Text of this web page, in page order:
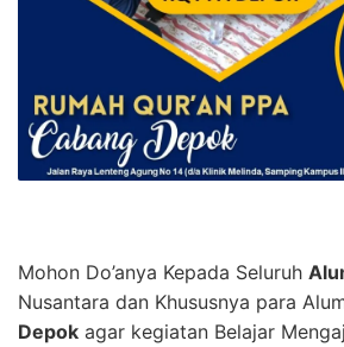
Mohon Do’anya Kepada Seluruh
Nusantara dan Khususnya para
Depok agar kegiatan Belajar